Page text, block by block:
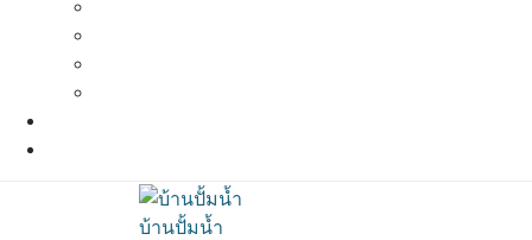
บ้านปั้มน้ำ